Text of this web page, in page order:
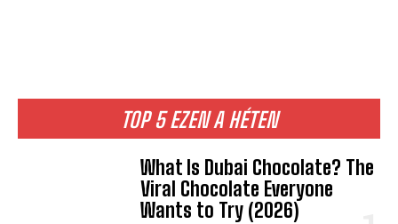
TOP 5 EZEN A HÉTEN
What Is Dubai Chocolate? The
Viral Chocolate Everyone
Wants to Try (2026)